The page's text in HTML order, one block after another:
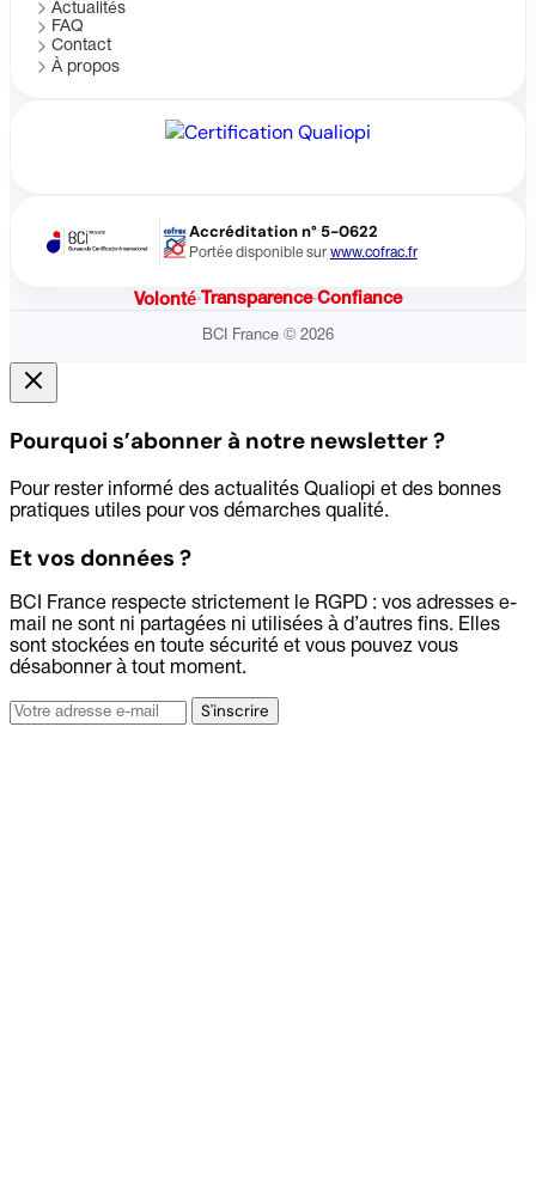
Actualités
FAQ
Contact
À propos
Accréditation n° 5-0622
Portée disponible sur www.cofrac.fr
Volonté·Transparence·Confiance
BCI France © 2026
Pourquoi s’abonner à notre newsletter ?
Pour rester informé des actualités Qualiopi et des bonnes
pratiques utiles pour vos démarches qualité.
Et vos données ?
BCI France respecte strictement le RGPD : vos adresses e-
mail ne sont ni partagées ni utilisées à d’autres fins. Elles
sont stockées en toute sécurité et vous pouvez vous
désabonner à tout moment.
Adresse
e-
S'inscrire